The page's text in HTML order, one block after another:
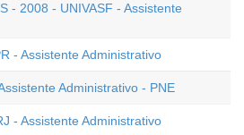
- 2008 - UNIVASF - Assistente
- Assistente Administrativo
Administrativo - PNE
- Assistente Administrativo